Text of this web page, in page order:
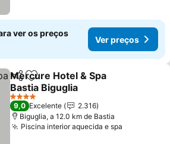
ver os preços
Ver preços
PartilharAdicionar aos favoritos
Mercure Hotel & Spa
Bastia Biguglia
Ver preços
4 Estrelas
9,0 Excelente
2.316
Biguglia, a 12.0 km de Bastia
Piscina interior aquecida e spa